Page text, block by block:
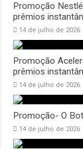
Promoção
prêmios
14 de julho de 2026
Promoção
prêmios
14 de julho de 2026
Promoção- O
14 de julho de 2026